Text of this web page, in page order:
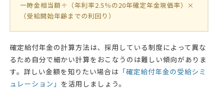
一時金相当額÷（年利率2.5％の20年確定年金現価率）×
（受給開始年齢までの利回り）
確定給付年金の計算方法は、採用している制度によって異な
るため自分で細かい計算をおこなうのは難しい傾向がありま
す。詳しい金額を知りたい場合は 「確定給付年金の受給シミ
ュレーション」 を活用しましょう。